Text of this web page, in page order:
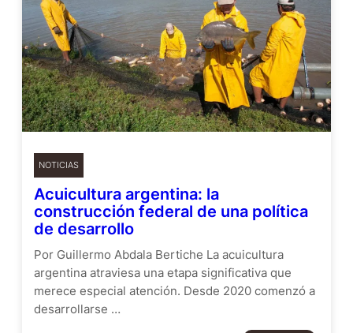
NOTICIAS
Acuicultura argentina: la
construcción federal de una política
de desarrollo
Por Guillermo Abdala Bertiche La acuicultura
argentina atraviesa una etapa significativa que
merece especial atención. Desde 2020 comenzó a
desarrollarse …